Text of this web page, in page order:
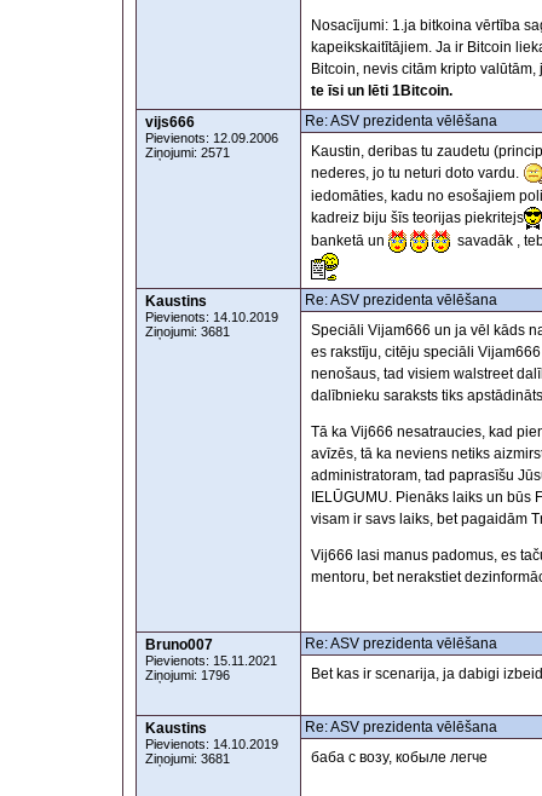
Nosacījumi: 1.ja bitkoina vērtība
kapeikskaitītājiem. Ja ir Bitcoin
Bitcoin, nevis citām kripto
te īsi un lēti 1Bitcoin.
vijs666
Pievienots: 12.09.2006
Ziņojumi: 2571
Re: ASV prezidenta vēlēšana
Kaustin, deribas tu zaudetu
nederes, jo tu neturi doto vardu.
iedomāties, kadu no esošajiem
kadreiz biju šīs teorijas piekritejs
banketā un
savadāk ,
Kaustins
Pievienots: 14.10.2019
Ziņojumi: 3681
Re: ASV prezidenta vēlēšana
Speciāli Vijam666 un ja vēl kāds
es rakstīju, citēju speciāli
nenošaus, tad visiem walstreet
dalībnieku saraksts tiks
Tā ka Vij666 nesatraucies, kad
avīzēs, tā ka neviens netiks
administratoram, tad paprasīšu
IELŪGUMU. Pienāks laiks un
visam ir savs laiks, bet pagaidām
Vij666 lasi manus padomus, es
mentoru, bet nerakstiet
Bruno007
Pievienots: 15.11.2021
Ziņojumi: 1796
Re: ASV prezidenta vēlēšana
Bet kas ir scenarija, ja dabigi
Kaustins
Pievienots: 14.10.2019
Ziņojumi: 3681
Re: ASV prezidenta vēlēšana
баба с возу, кобыле легче